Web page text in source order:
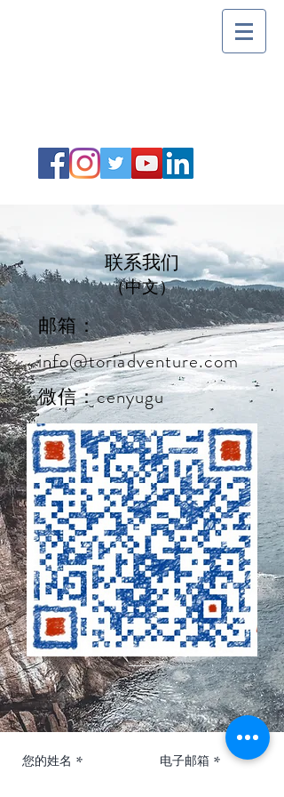
​联系我们
（中文）
邮箱：
info@toriadventure.com
微信：cenyugu